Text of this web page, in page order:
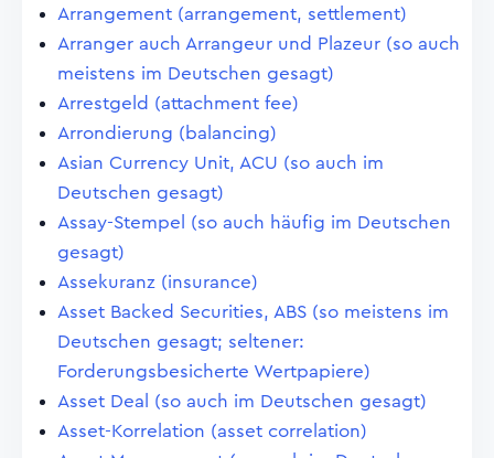
Arrangement (arrangement, settlement)
Arranger auch Arrangeur und Plazeur (so auch
meistens im Deutschen gesagt)
Arrestgeld (attachment fee)
Arrondierung (balancing)
Asian Currency Unit, ACU (so auch im
Deutschen gesagt)
Assay-Stempel (so auch häufig im Deutschen
gesagt)
Assekuranz (insurance)
Asset Backed Securities, ABS (so meistens im
Deutschen gesagt; seltener:
Forderungsbesicherte Wertpapiere)
Asset Deal (so auch im Deutschen gesagt)
Asset-Korrelation (asset correlation)